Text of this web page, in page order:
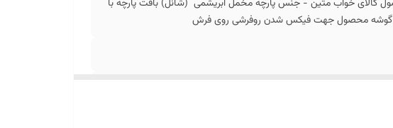
کالای خواب متین - جنس پارچه مخمل ابریشمی (شانل) بافت پارچه با
گوشه محصول جهت فیکس شدن روفرشی روی فرش